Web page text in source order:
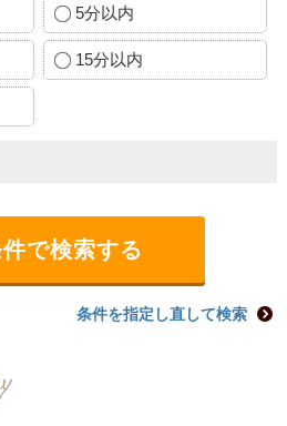
5分以内
15分以内
条件を指定し直して検索